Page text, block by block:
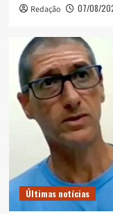
Redação 07/08/
Últimas notícias